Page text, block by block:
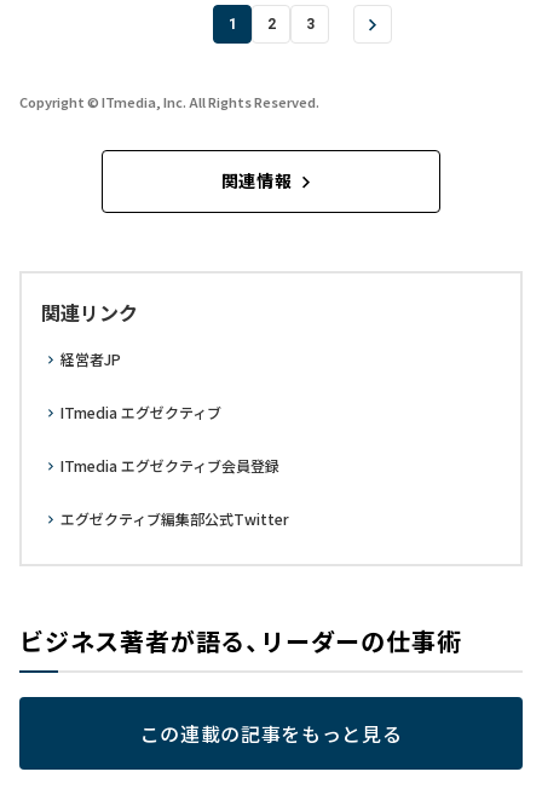
1 2 3
Copyright © ITmedia, Inc. All Rights Reserved.
関連情報
関連リンク
経営者JP
ITmedia エグゼクティブ
ITmedia エグゼクティブ会員登録
エグゼクティブ編集部公式Twitter
ビジネス著者が語る、リーダーの仕事術
この連載の記事をもっと見る